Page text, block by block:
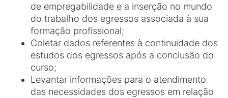
de empregabilidade e a inserção no mundo
do trabalho dos egressos associada à sua
formação profissional;
Coletar dados referentes à continuidade dos
estudos dos egressos após a conclusão do
curso;
Levantar informações para o atendimento
das necessidades dos egressos em relação